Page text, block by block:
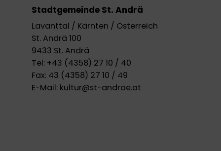
Stadtgemeinde St. Andrä
Lavanttal / Kärnten / Österreich
St. Andrä 100
9433 St. Andrä
Tel: +43 (4358) 27 10 / 40
Fax: 43 (4358) 27 10 / 49
E-Mail: kultur@st-andrae.at